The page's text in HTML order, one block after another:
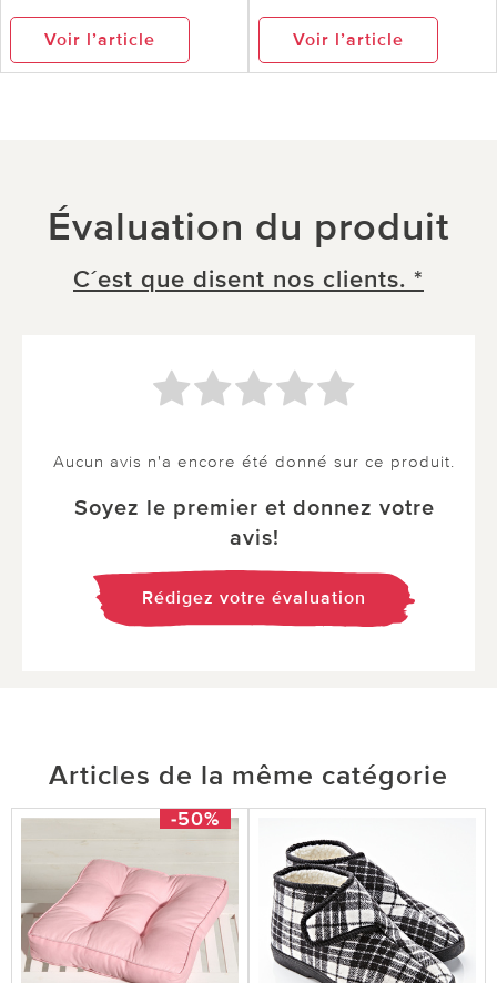
Voir l’article Voir l’article
Évaluation du produit
C´est que disent nos clients. *
Aucun avis n'a encore été donné sur ce produit.
Soyez le premier et donnez votre
avis!
Rédigez votre évaluation
Articles de la même catégorie
-50%